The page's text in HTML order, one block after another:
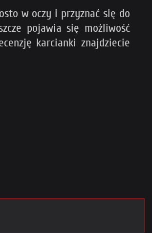
w oczy i przyznać się do
pojawia się możliwość
karcianki znajdziecie